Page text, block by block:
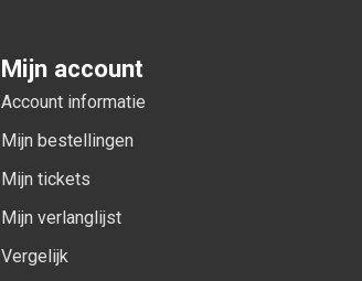
Mijn account
Account informatie
Mijn bestellingen
Mijn tickets
Mijn verlanglijst
Vergelijk